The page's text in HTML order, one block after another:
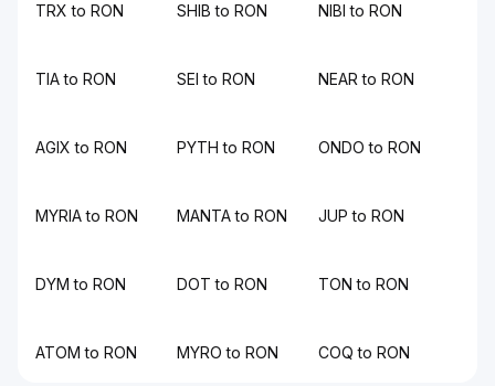
TRX to RON SHIB to RON NIBI to RON
TIA to RON SEI to RON NEAR to RON
AGIX to RON PYTH to RON ONDO to RON
MYRIA to RON MANTA to RON JUP to RON
DYM to RON DOT to RON TON to RON
ATOM to RON MYRO to RON COQ to RON